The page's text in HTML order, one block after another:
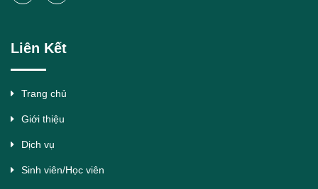
Liên Kết
Trang chủ
Giới thiệu
Dịch vụ
Sinh viên/Học viên